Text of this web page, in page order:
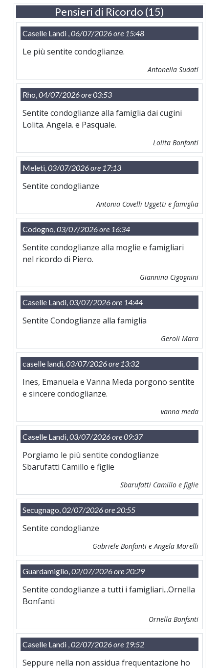
Pensieri di Ricordo (15)
Caselle Landi ,06/07/2026 ore 15:48
Le più sentite condoglianze.
Antonella Sudati
Rho,04/07/2026 ore 03:53
Sentite condoglianze alla famiglia dai cugini
Lolita. Angela. e Pasquale.
Lolita Bonfanti
Meleti,03/07/2026 ore 17:13
Sentite condoglianze
Antonia Covelli Uggetti e famiglia
Codogno,03/07/2026 ore 16:34
Sentite condoglianze alla moglie e famigliari
nel ricordo di Piero.
Giannina Cigognini
Caselle Landi,03/07/2026 ore 14:44
Sentite Condoglianze alla famiglia
Geroli Mara
caselle landi,03/07/2026 ore 13:32
Ines, Emanuela e Vanna Meda porgono sentite
e sincere condoglianze.
vanna meda
Caselle Landi,03/07/2026 ore 09:37
Porgiamo le più sentite condoglianze
Sbarufatti Camillo e figlie
Sbarufatti Camillo e figlie
Secugnago,02/07/2026 ore 20:55
Sentite condoglianze
Gabriele Bonfanti e Angela Morelli
Guardamiglio,02/07/2026 ore 20:29
Sentite condoglianze a tutti i famigliari...Ornella
Bonfanti
Ornella Bonfsnti
Caselle Landi ,02/07/2026 ore 19:52
Seppure nella non assidua frequentazione ho